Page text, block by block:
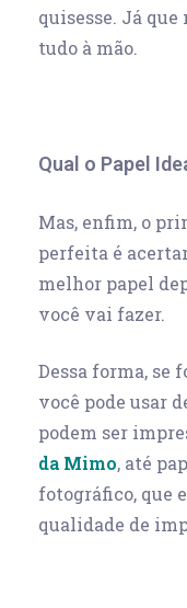
quisesse. Já
tudo à mão.
Qual o Papel
Mas, enfim, o
perfeita é
melhor papel
você vai fazer.
Dessa forma, se
você pode usar
podem ser
da Mimo, até
fotográfico, que
qualidade de